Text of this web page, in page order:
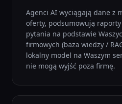
Agenci AI wyciągają dane z
oferty, podsumowują
pytania na podstawie
firmowych (baza wiedzy /
lokalny model na Waszym
nie mogą wyjść poza firmę.